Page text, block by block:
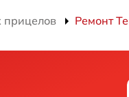
прицелов Ремонт